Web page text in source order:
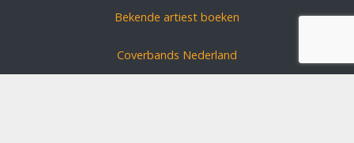
Bekende artiest boeken
Coverbands Nederland